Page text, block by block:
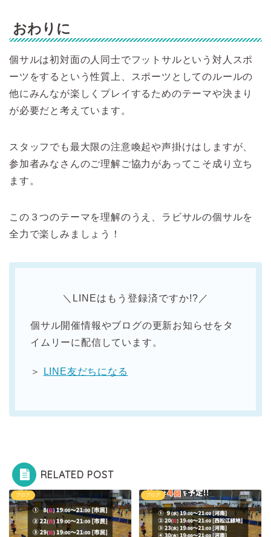
おわりに
個サルは初対面の人同士でフットサルという対人スポ
ーツをするという性質上、スポーツとしてのルールの
他にみんなが楽しくプレイするためのテーマや決まり
が必要だと考えています。
スタッフでも最大限の注意喚起や声掛けはしますが、
参加者みなさんのご理解ご協力があってこそ成り立ち
ます。
この３つのテーマを理解のうえ、ラビサルの個サルを
全力で楽しみましょう！
＼LINEはもう登録済ですか!?／
個サル開催情報やブログの更新お知らせをタ
イムリーに配信しています。
＞ LINE友だちになる
RELATED POST
ブログ ブログ